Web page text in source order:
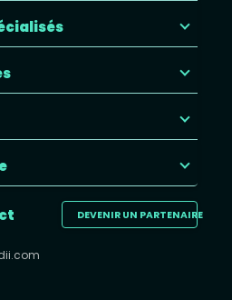
DEVENIR UN PARTENAIRE